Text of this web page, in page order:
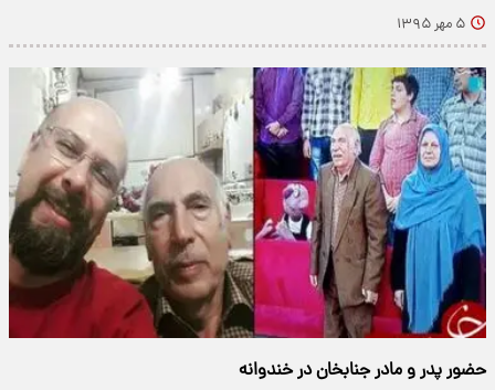
۵ مهر ۱۳۹۵
حضور پدر و مادر جناب‎خان در خندوانه